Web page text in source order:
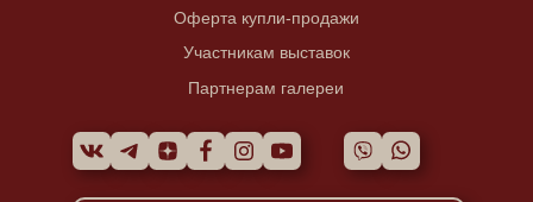
Оферта купли-продажи
Участникам выставок
Партнерам галереи